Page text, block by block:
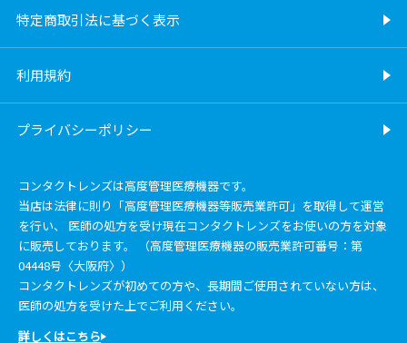
特定商取引法に基づく表示
利用規約
プライバシーポリシー
コンタクトレンズは高度管理医療機器です。
当店は法律に則り「高度管理医療機器等販売業許可」を取得して運営
を行い、 医師の処方を受け現在コンタクトレンズをお使いの方を対象
に販売しております。 （高度管理医療機器の販売業許可番号：第
04448号〈大阪府〉）
コンタクトレンズが初めての方や、長期間ご使用されていない方は、
医師の処方を受けた上でご利用ください。
詳しくはこちら